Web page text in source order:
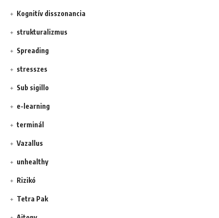
Kognitív disszonancia
strukturalizmus
Spreading
stresszes
Sub sigillo
e-learning
terminál
Vazallus
unhealthy
Rizikó
Tetra Pak